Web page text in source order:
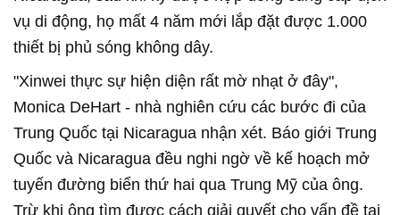
vụ di động, họ mất 4 năm mới lắp đặt được 1.000
thiết bị phủ sóng không dây.
"Xinwei thực sự hiện diện rất mờ nhạt ở đây",
Monica DeHart - nhà nghiên cứu các bước đi của
Trung Quốc tại Nicaragua nhận xét. Báo giới Trung
Quốc và Nicaragua đều nghi ngờ về kế hoạch mở
tuyến đường biển thứ hai qua Trung Mỹ của ông.
Trừ khi ông tìm được cách giải quyết cho vấn đề tại